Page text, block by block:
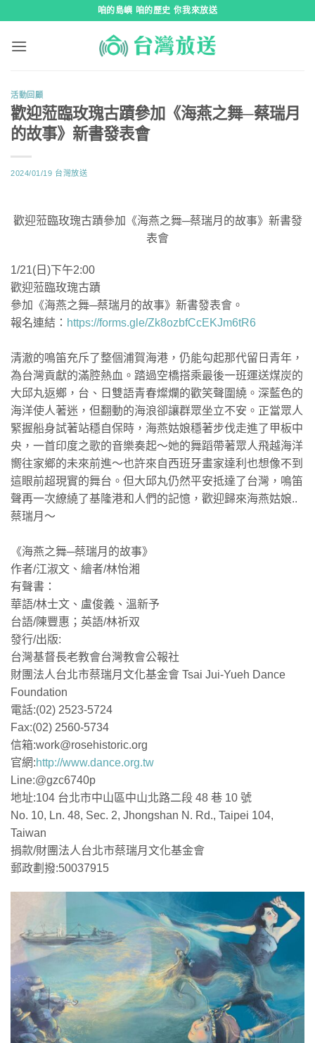
咱的島嶼 咱的歷史 你我來放送
活動回顧
歡迎蒞臨玫瑰古蹟參加《海燕之舞─蔡瑞月
的故事》新書發表會
2024/01/19 台灣放送
歡迎蒞臨玫瑰古蹟參加《海燕之舞─蔡瑞月的故事》新書發
表會
1/21(日)下午2:00
歡迎蒞臨玫瑰古蹟
參加《海燕之舞─蔡瑞月的故事》新書發表會。
報名連結： https://forms.gle/Zk8ozbfCcEKJm6tR6
清澈的鳴笛充斥了整個浦賀海港，仍能勾起那代留日青年，
為台灣貢獻的滿腔熱血。踏過空橋搭乘最後一班運送煤炭的
大邱丸返鄉，台、日雙語青春燦爛的歡笑聲圍繞。深藍色的
海洋使人著迷，但翻動的海浪卻讓群眾坐立不安。正當眾人
緊握船身試著站穩自保時，海燕姑娘穩著步伐走進了甲板中
央，一首印度之歌的音樂奏起～她的舞蹈帶著眾人飛越海洋
嚮往家鄉的未來前進～也許來自西班牙畫家達利也想像不到
這眼前超現實的舞台。但大邱丸仍然平安抵達了台灣，鳴笛
聲再一次繚繞了基隆港和人們的記憶，歡迎歸來海燕姑娘..
蔡瑞月～
《海燕之舞─蔡瑞月的故事》
作者/江淑文、繪者/林怡湘
有聲書：
華語/林士文、盧俊義、溫新予
台語/陳豐惠；英語/林祈双
發行/出版:
台灣基督長老教會台灣教會公報社
財團法人台北市蔡瑞月文化基金會 Tsai Jui-Yueh Dance
Foundation
電話:(02) 2523-5724
Fax:(02) 2560-5734
信箱:work@rosehistoric.org
官網:http://www.dance.org.tw
Line:@gzc6740p
地址:104 台北市中山區中山北路二段 48 巷 10 號
No. 10, Ln. 48, Sec. 2, Jhongshan N. Rd., Taipei 104,
Taiwan
捐款/財團法人台北市蔡瑞月文化基金會
郵政劃撥:50037915